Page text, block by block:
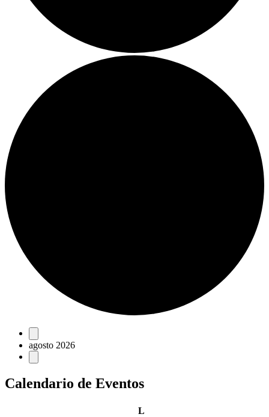
Eventos
agosto 2026
Calendario de Eventos
Llunes